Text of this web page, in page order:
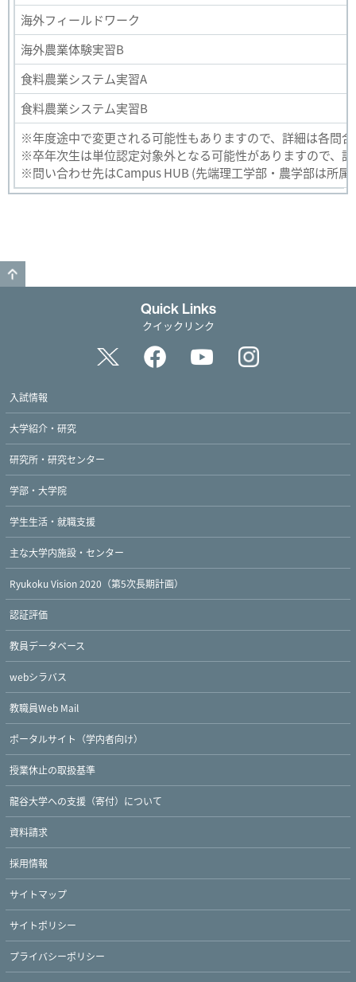
海外フィールドワーク
海外農業体験実習B
食料農業システム実習A
食料農業システム実習B
※年度途中で変更される可能性もありますので、詳細は各問
※卒年次生は単位認定対象外となる可能性がありますので、
※問い合わせ先はCampus HUB (先端理工学部・農学部は所
Quick Links
クイックリンク
入試情報
大学紹介・研究
研究所・研究センター
学部・大学院
学生生活・就職支援
主な大学内施設・センター
Ryukoku Vision 2020（第5次長期計画）
認証評価
教員データベース
webシラバス
教職員Web Mail
ポータルサイト（学内者向け）
授業休止の取扱基準
龍谷大学への支援（寄付）について
資料請求
採用情報
サイトマップ
サイトポリシー
プライバシーポリシー